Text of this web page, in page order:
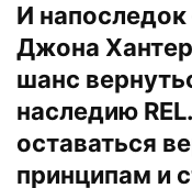
И напоследок
Джона
шанс
наследию
оставаться
принципам и